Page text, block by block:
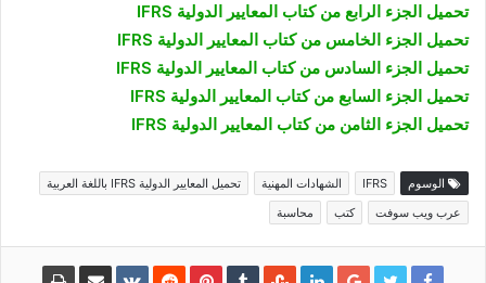
تحميل الجزء الرابع من كتاب المعايير الدولية IFRS
تحميل الجزء الخامس من كتاب المعايير الدولية IFRS
تحميل الجزء السادس من كتاب المعايير الدولية IFRS
تحميل الجزء السابع من كتاب المعايير الدولية IFRS
تحميل الجزء الثامن من كتاب المعايير الدولية IFRS
الوسوم IFRS الشهادات المهنية
تحميل المعايير الدولية IFRS باللغة العربية
عرب ويب سوفت
كتب محاسبة